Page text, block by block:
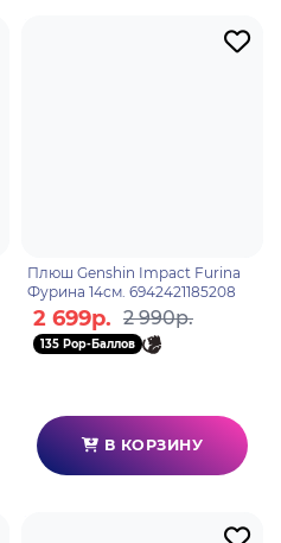
Плюш Genshin Impact Furina
Фурина 14см. 6942421185208
2 699р. 2 990р.
135 Pop-Баллов
В КОРЗИНУ